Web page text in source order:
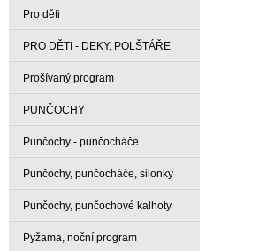
Pro děti
PRO DĚTI - DEKY, POLŠTÁŘE
Prošívaný program
PUNČOCHY
Punčochy - punčocháče
Punčochy, punčocháče, silonky
Punčochy, punčochové kalhoty
Pyžama, noční program